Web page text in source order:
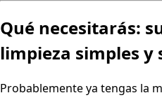
Qué necesitarás:
limpieza simples y
Probablemente ya tengas la